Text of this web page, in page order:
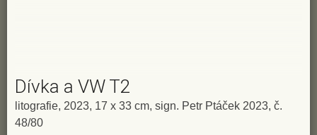
Dívka a VW T2
litografie, 2023, 17 x 33 cm, sign. Petr Ptáček 2023, č.
48/80